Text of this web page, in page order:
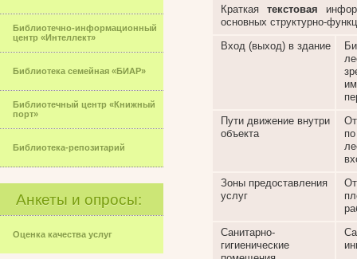
Библиотечно-информационный
центр «Интеллект»
Библиотека семейная «БИАР»
Библиотечный центр «Книжный
порт»
Библиотека-репозитарий
Анкеты и опросы:
Оценка качества услуг
Краткая текстовая
основных структурно-
Вход (выход) в здание
Пути движение внутри
объекта
Зоны предоставления
услуг
Санитарно-
гигиенические